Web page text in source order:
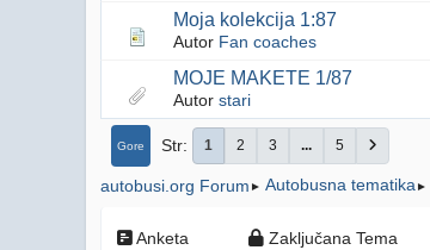
Moja kolekcija 1:87
Autor Fan coaches
MOJE MAKETE 1/87
Autor stari
Gore Str 1 2 3 ... 5
autobusi.org Forum ► Autobusna tematika ►
Anketa
Zaključana Tema